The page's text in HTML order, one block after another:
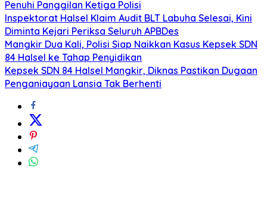
Penuhi Panggilan Ketiga Polisi
Inspektorat Halsel Klaim Audit BLT Labuha Selesai, Kini
Diminta Kejari Periksa Seluruh APBDes
Mangkir Dua Kali, Polisi Siap Naikkan Kasus Kepsek SDN
84 Halsel ke Tahap Penyidikan
Kepsek SDN 84 Halsel Mangkir, Diknas Pastikan Dugaan
Penganiayaan Lansia Tak Berhenti